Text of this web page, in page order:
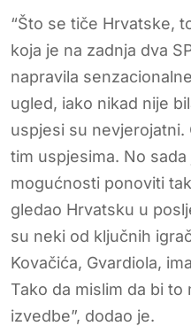
“Što se tiče Hrvatske,
koja je na zadnja dva
napravila
ugled, iako nikad nije
uspjesi su nevjerojatni.
tim uspjesima. No
mogućnosti ponoviti
gledao Hrvatsku u
su neki od ključnih
Kovačića, Gvardiola,
Tako da mislim da bi
izvedbe”, dodao je.